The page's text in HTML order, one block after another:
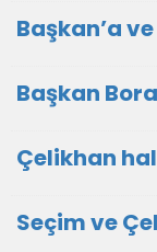
Başkan’a
Başkan
Çelikhan
Seçim ve